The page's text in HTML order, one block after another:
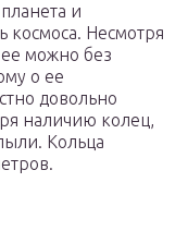
и
космоса. Несмотря
ее можно без
о ее
довольно
наличию колец,
Кольца